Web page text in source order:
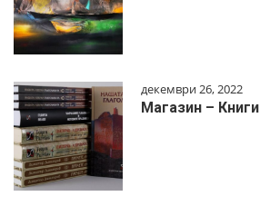
декември 26, 2022
Магазин – Книги